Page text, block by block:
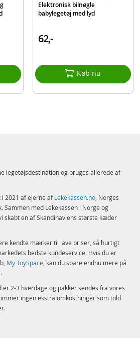
Elektronisk bilnøgle
babylegetøj med lyd
62,-
Køb nu
legetøjsdestination og bruges allerede af
i 2021 af ejerne afLekekassen.no, Norges
Sammen med Lekekassen i Norge og
skabt en af Skandinaviens største kæder
kendte mærker til lave priser, så hurtigt
bedste kundeservice. Hvis du er
My ToySpace, kan du spare endnu mere på
2-3 hverdage og pakker sendes fra vores
ingen ekstra omkostninger som told